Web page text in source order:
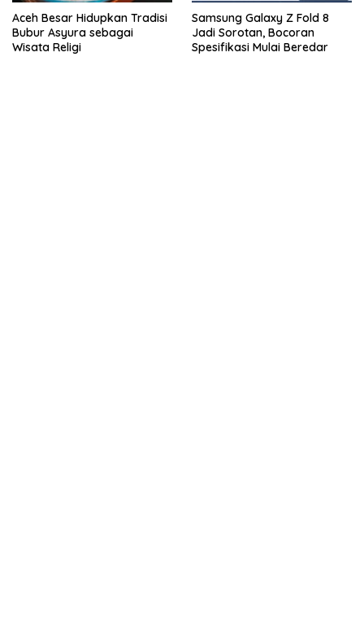
Aceh Besar Hidupkan Tradisi
Bubur Asyura sebagai
Wisata Religi
Samsung Galaxy Z Fold 8
Jadi Sorotan, Bocoran
Spesifikasi Mulai Beredar